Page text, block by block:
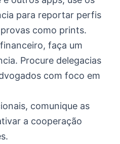
para reportar perfis
como prints.
faça um
Procure delegacias
com foco em
comunique as
a cooperação